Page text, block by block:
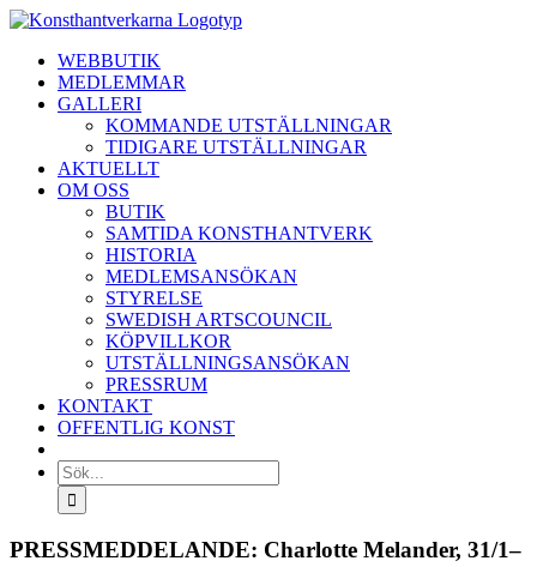
Fortsätt
innehålletWEBBUTIK
MEDLEMMAR
GALLERI
KOMMANDE UTSTÄLLNINGAR
TIDIGARE UTSTÄLLNINGAR
AKTUELLT
OM OSS
BUTIK
SAMTIDA KONSTHANTVERK
HISTORIA
MEDLEMSANSÖKAN
STYRELSE
SWEDISH ARTSCOUNCIL
KÖPVILLKOR
UTSTÄLLNINGSANSÖKAN
PRESSRUM
KONTAKT
OFFENTLIG KONST
Sök
efter:
PRESSMEDDELANDE: Charlotte Melander, 31/1–